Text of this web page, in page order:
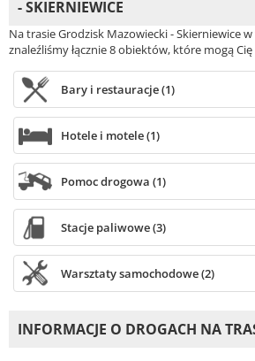
- SKIERNIEWICE
Na trasie Grodzisk Mazowiecki - Skierniewice
znaleźliśmy łącznie 8 obiektów, które mogą
Bary i restauracje (1)
Hotele i motele (1)
Pomoc drogowa (1)
Stacje paliwowe (3)
Warsztaty samochodowe (2)
INFORMACJE O DROGACH NA